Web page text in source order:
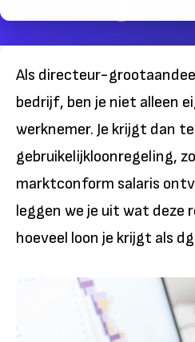
Als directeur-
bedrijf, ben je niet alleen
werknemer. Je krijgt dan
gebruikelijkloonregeling,
marktconform salaris
leggen we je uit wat deze
hoeveel loon je krijgt als